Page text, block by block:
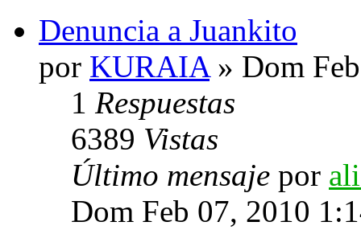
Denuncia a Juankito
por KURAIA» Dom
1 Respuestas
6389 Vistas
Último mensaje por
Dom Feb 07, 2010